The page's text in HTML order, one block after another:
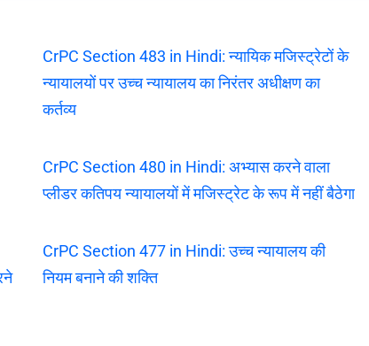
CrPC Section 483 in Hindi: न्यायिक मजिस्ट्रेटों के
न्यायालयों पर उच्च न्यायालय का निरंतर अधीक्षण का
कर्तव्य
CrPC Section 480 in Hindi: अभ्यास करने वाला
प्लीडर कतिपय न्यायालयों में मजिस्ट्रेट के रूप में नहीं बैठेगा
CrPC Section 477 in Hindi: उच्च न्यायालय की
नियम बनाने की शक्ति